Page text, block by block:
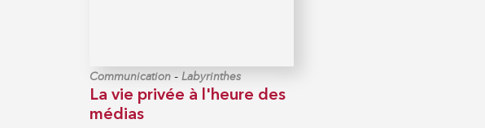
Communication- Labyrinthes
La vie privée à l'heure des
médias